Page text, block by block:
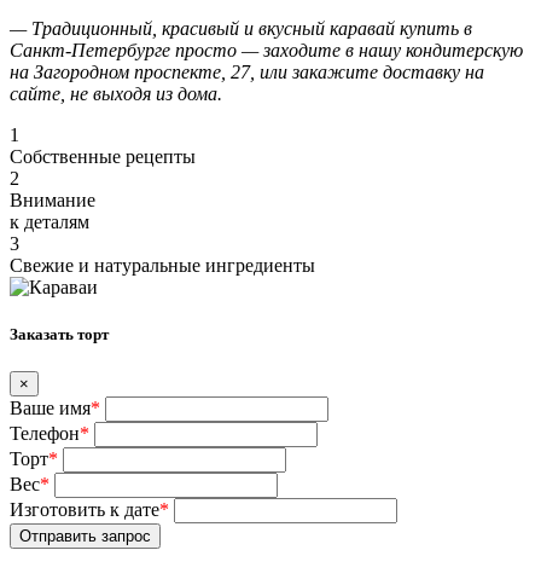
— Традиционный, красивый и вкусный каравай купить в
Санкт-Петербурге просто — заходите в нашу кондитерскую
на Загородном проспекте, 27, или закажите доставку на
сайте, не выходя из дома.
1
Собственные рецепты
2
Внимание
к деталям
3
Свежие и натуральные ингредиенты
Заказать торт
×
Ваше имя*
Телефон*
Торт*
Вес*
Изготовить к дате*